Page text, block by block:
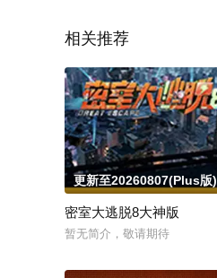
相关推荐
更新至20260807(Plus版)
密室大逃脱8大神版
暂无简介，敬请期待